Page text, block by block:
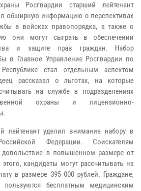
Росгвардии старший лейтенант
обширную информацию о перспективах
в войсках правопорядка, а также о
они могут сыграть в обеспечении
и защите прав граждан. Набор
в Главное Управление Росгвардии по
стал отдельным аспектом
рассказал о льготах, на которые
на службе в подразделениях
охраны и лицензионно-
лейтенант уделил внимание набору в
Федерации. Соискателям
довольствие в повышенном размере от
кандидаты могут рассчитывать на
в размере 395 000 рублей. Граждане,
бесплатным медицинским